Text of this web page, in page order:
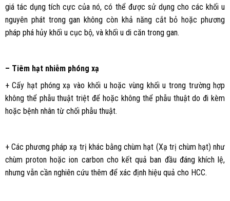
giá tác dụng tích cực của nó, có thể được sử dụng cho các khối u
nguyên phát trong gan không còn khả năng cắt bỏ hoặc phương
pháp phá hủy khối u cục bộ, và khối u di căn trong gan.
– Tiêm hạt nhiễm phóng xạ
+ Cấy hạt phóng xạ vào khối u hoặc vùng khối u trong trường hợp
không thể phẫu thuật triệt để hoặc không thể phẫu thuật do đi kèm
hoặc bệnh nhân từ chối phẫu thuật.
+ Các phương pháp xạ trị khác bằng chùm hạt (Xạ trị chùm hạt) như
chùm proton hoặc ion carbon cho kết quả ban đầu đáng khích lệ,
nhưng vẫn cần nghiên cứu thêm để xác định hiệu quả cho HCC.